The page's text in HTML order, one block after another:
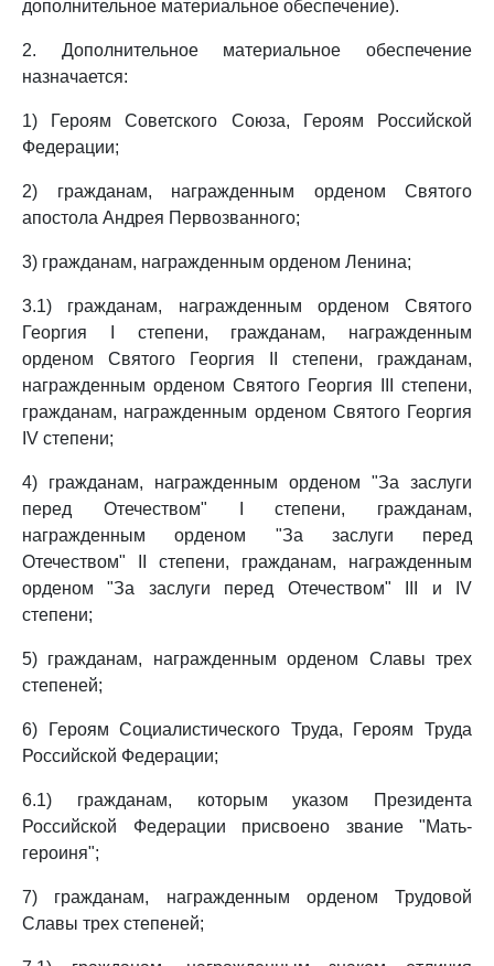
дополнительное материальное обеспечение).
2. Дополнительное материальное обеспечение
назначается:
1) Героям Советского Союза, Героям Российской
Федерации;
2) гражданам, награжденным орденом Святого
апостола Андрея Первозванного;
3) гражданам, награжденным орденом Ленина;
3.1) гражданам, награжденным орденом Святого
Георгия I степени, гражданам, награжденным
орденом Святого Георгия II степени, гражданам,
награжденным орденом Святого Георгия III степени,
гражданам, награжденным орденом Святого Георгия
IV степени;
4) гражданам, награжденным орденом "За заслуги
перед Отечеством" I степени, гражданам,
награжденным орденом "За заслуги перед
Отечеством" II степени, гражданам, награжденным
орденом "За заслуги перед Отечеством" III и IV
степени;
5) гражданам, награжденным орденом Славы трех
степеней;
6) Героям Социалистического Труда, Героям Труда
Российской Федерации;
6.1) гражданам, которым указом Президента
Российской Федерации присвоено звание "Мать-
героиня";
7) гражданам, награжденным орденом Трудовой
Славы трех степеней;